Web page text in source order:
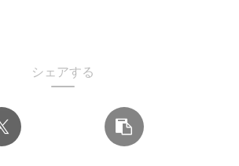
シェアする